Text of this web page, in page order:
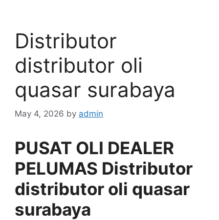
Distributor
distributor oli
quasar surabaya
May 4, 2026 by admin
PUSAT OLI DEALER
PELUMAS Distributor
distributor oli quasar
surabaya